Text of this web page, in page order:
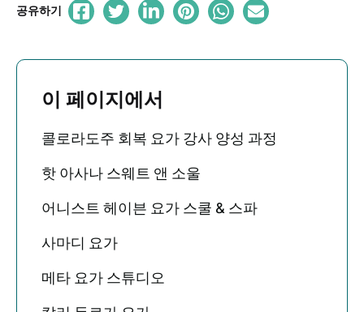
공유하기
이 페이지에서
콜로라도주 회복 요가 강사 양성 과정
핫 아사나 스웨트 앤 소울
어니스트 헤이븐 요가 스쿨 & 스파
사마디 요가
메타 요가 스튜디오